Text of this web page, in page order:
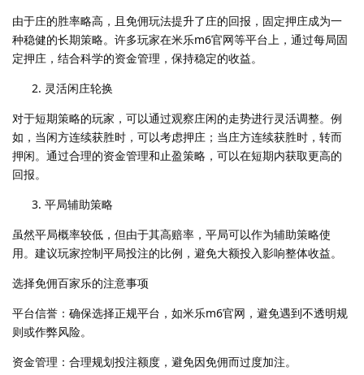
由于庄的胜率略高，且免佣玩法提升了庄的回报，固定押庄成为一
种稳健的长期策略。许多玩家在米乐m6官网等平台上，通过每局固
定押庄，结合科学的资金管理，保持稳定的收益。
灵活闲庄轮换
对于短期策略的玩家，可以通过观察庄闲的走势进行灵活调整。例
如，当闲方连续获胜时，可以考虑押庄；当庄方连续获胜时，转而
押闲。通过合理的资金管理和止盈策略，可以在短期内获取更高的
回报。
平局辅助策略
虽然平局概率较低，但由于其高赔率，平局可以作为辅助策略使
用。建议玩家控制平局投注的比例，避免大额投入影响整体收益。
选择免佣百家乐的注意事项
平台信誉：确保选择正规平台，如米乐m6官网，避免遇到不透明规
则或作弊风险。
资金管理：合理规划投注额度，避免因免佣而过度加注。